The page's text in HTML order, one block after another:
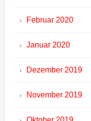
Februar 2020
Januar 2020
Dezember 2019
November 2019